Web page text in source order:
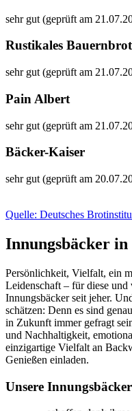
sehr gut (geprüft am
Rustikales Bauernbrot
sehr gut (geprüft am
Pain Albert
sehr gut (geprüft am
Bäcker-Kaiser
sehr gut (geprüft am
Quelle: Deutsches
Innungsbäcker in
Persönlichkeit, Vielfalt, ein
Leidenschaft – für diese und
Innungsbäcker seit jeher.
schätzen: Denn es sind
in Zukunft immer gefragt
und Nachhaltigkeit,
einzigartige Vielfalt an
Genießen einladen.
Unsere